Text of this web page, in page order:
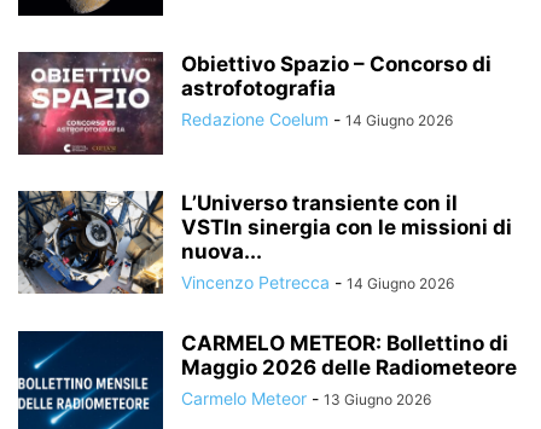
Obiettivo Spazio – Concorso di
astrofotografia
Redazione Coelum - 14 Giugno 2026
L’Universo transiente con il
VSTIn sinergia con le missioni di
nuova...
Vincenzo Petrecca - 14 Giugno 2026
CARMELO METEOR: Bollettino di
Maggio 2026 delle Radiometeore
Carmelo Meteor - 13 Giugno 2026